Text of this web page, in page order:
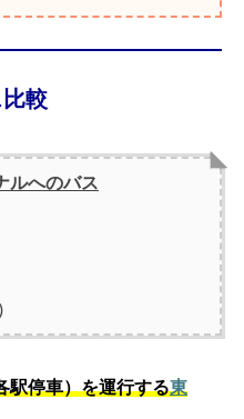
較
ルへのバス
駅停車）を運行する東